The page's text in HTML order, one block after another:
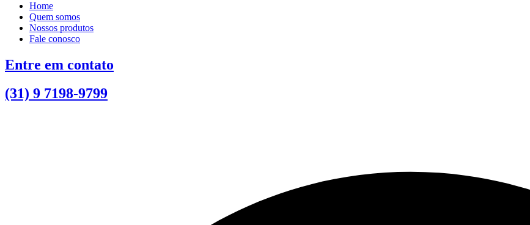
Home
Quem somos
Nossos produtos
Fale conosco
Entre em contato
(31) 9 7198-9799